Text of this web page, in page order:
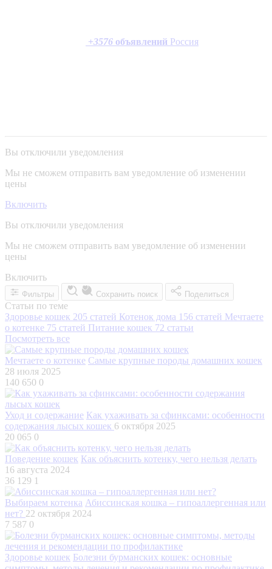
+3576 объявлений Россия
Вы отключили уведомления
Мы не сможем отправить вам уведомление об изменении
цены
Включить
Вы отключили уведомления
Мы не сможем отправить вам уведомление об изменении
цены
Включить
Фильтры Сохранить поиск Поделиться
Статьи по теме
Здоровье кошек 205 статей Котенок дома 156 статей Мечтаете
о котенке 75 статей Питание кошек 72 статьи
Посмотреть все
Мечтаете о котенке Самые крупные породы домашних кошек
28 июля 2025
140 650 0
Уход и содержание Как ухаживать за сфинксами: особенности
содержания лысых кошек 6 октября 2025
20 065 0
Поведение кошек Как объяснить котенку, чего нельзя делать
16 августа 2024
36 129 1
Выбираем котенка Абиссинская кошка – гипоаллергенная или
нет? 22 октября 2024
7 587 0
Здоровье кошек Болезни бурманских кошек: основные